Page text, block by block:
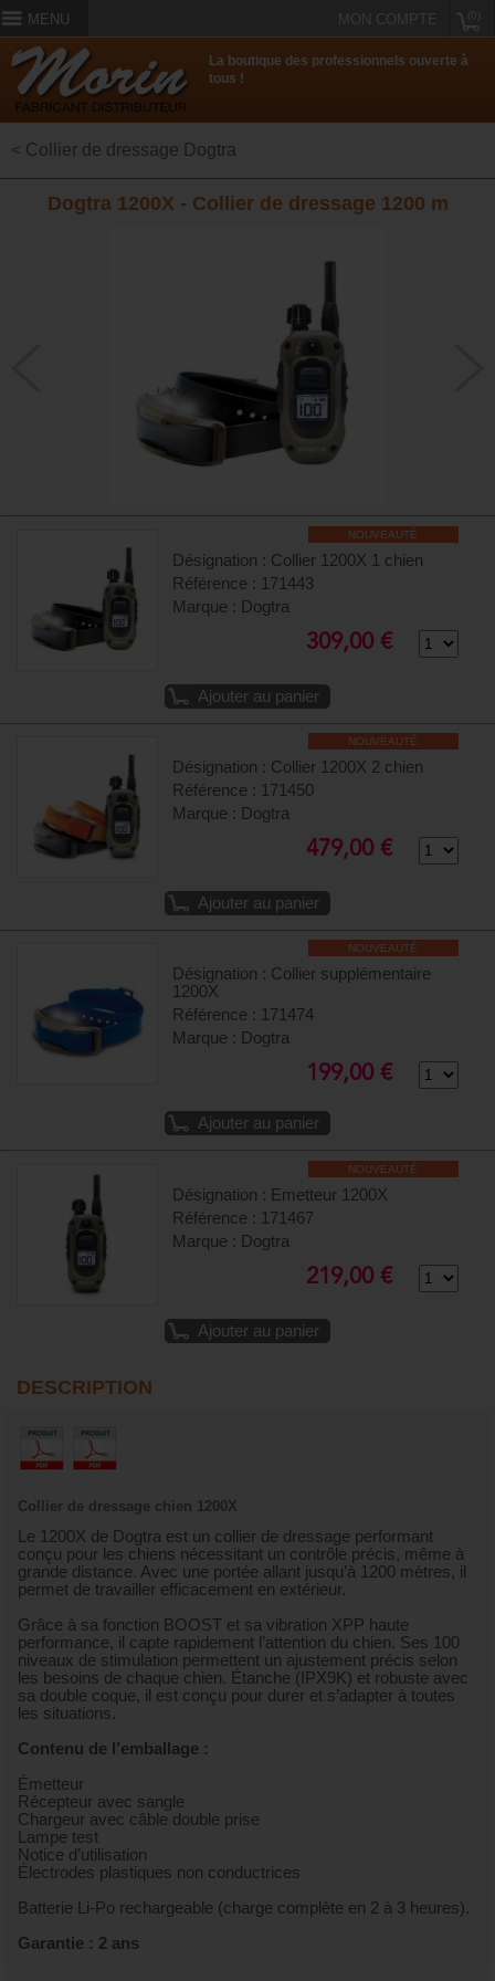
MENU MON COMPTE
La boutique des professionnels ouverte à
tous !
< Collier de dressage Dogtra
Dogtra 1200X - Collier de dressage 1200 m
NOUVEAUTÉ
Désignation : Collier 1200X 1 chien
Référence : 171443
Marque : Dogtra
309,00 €
Ajouter au panier
NOUVEAUTÉ
Désignation : Collier 1200X 2 chien
Référence : 171450
Marque : Dogtra
479,00 €
Ajouter au panier
NOUVEAUTÉ
Désignation : Collier supplémentaire
1200X
Référence : 171474
Marque : Dogtra
199,00 €
Ajouter au panier
NOUVEAUTÉ
Désignation : Emetteur 1200X
Référence : 171467
Marque : Dogtra
219,00 €
Ajouter au panier
DESCRIPTION
Collier de dressage chien 1200X
Le 1200X de Dogtra est un collier de dressage performant
conçu pour les chiens nécessitant un contrôle précis, même à
grande distance. Avec une portée allant jusqu’à 1200 mètres, il
permet de travailler efficacement en extérieur.
Grâce à sa fonction BOOST et sa vibration XPP haute
performance, il capte rapidement l’attention du chien. Ses 100
niveaux de stimulation permettent un ajustement précis selon
les besoins de chaque chien. Étanche (IPX9K) et robuste avec
sa double coque, il est conçu pour durer et s’adapter à toutes
les situations.
Contenu de l’emballage :
Émetteur
Récepteur avec sangle
Chargeur avec câble double prise
Lampe test
Notice d’utilisation
Électrodes plastiques non conductrices
Batterie Li-Po rechargeable (charge complète en 2 à 3 heures).
Garantie : 2 ans